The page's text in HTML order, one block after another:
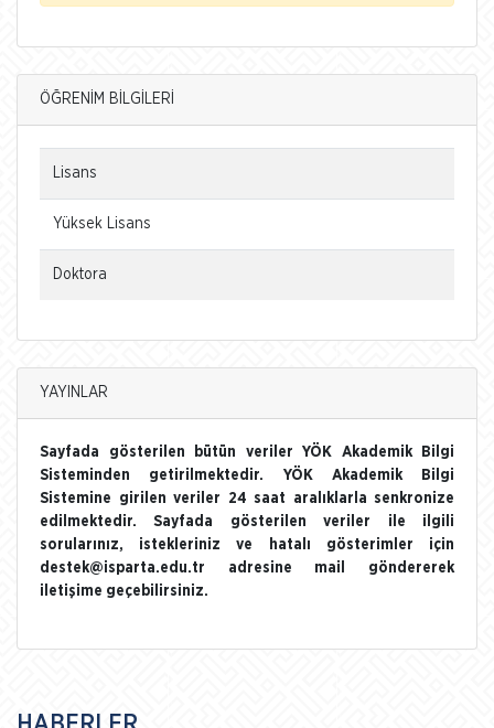
ÖĞRENİM BİLGİLERİ
Lisans
Yüksek Lisans
Doktora
YAYINLAR
Sayfada gösterilen bütün veriler YÖK Akademik Bilgi
Sisteminden getirilmektedir. YÖK Akademik Bilgi
Sistemine girilen veriler 24 saat aralıklarla senkronize
edilmektedir. Sayfada gösterilen veriler ile ilgili
sorularınız, istekleriniz ve hatalı gösterimler için
destek@isparta.edu.tr adresine mail göndererek
iletişime geçebilirsiniz.